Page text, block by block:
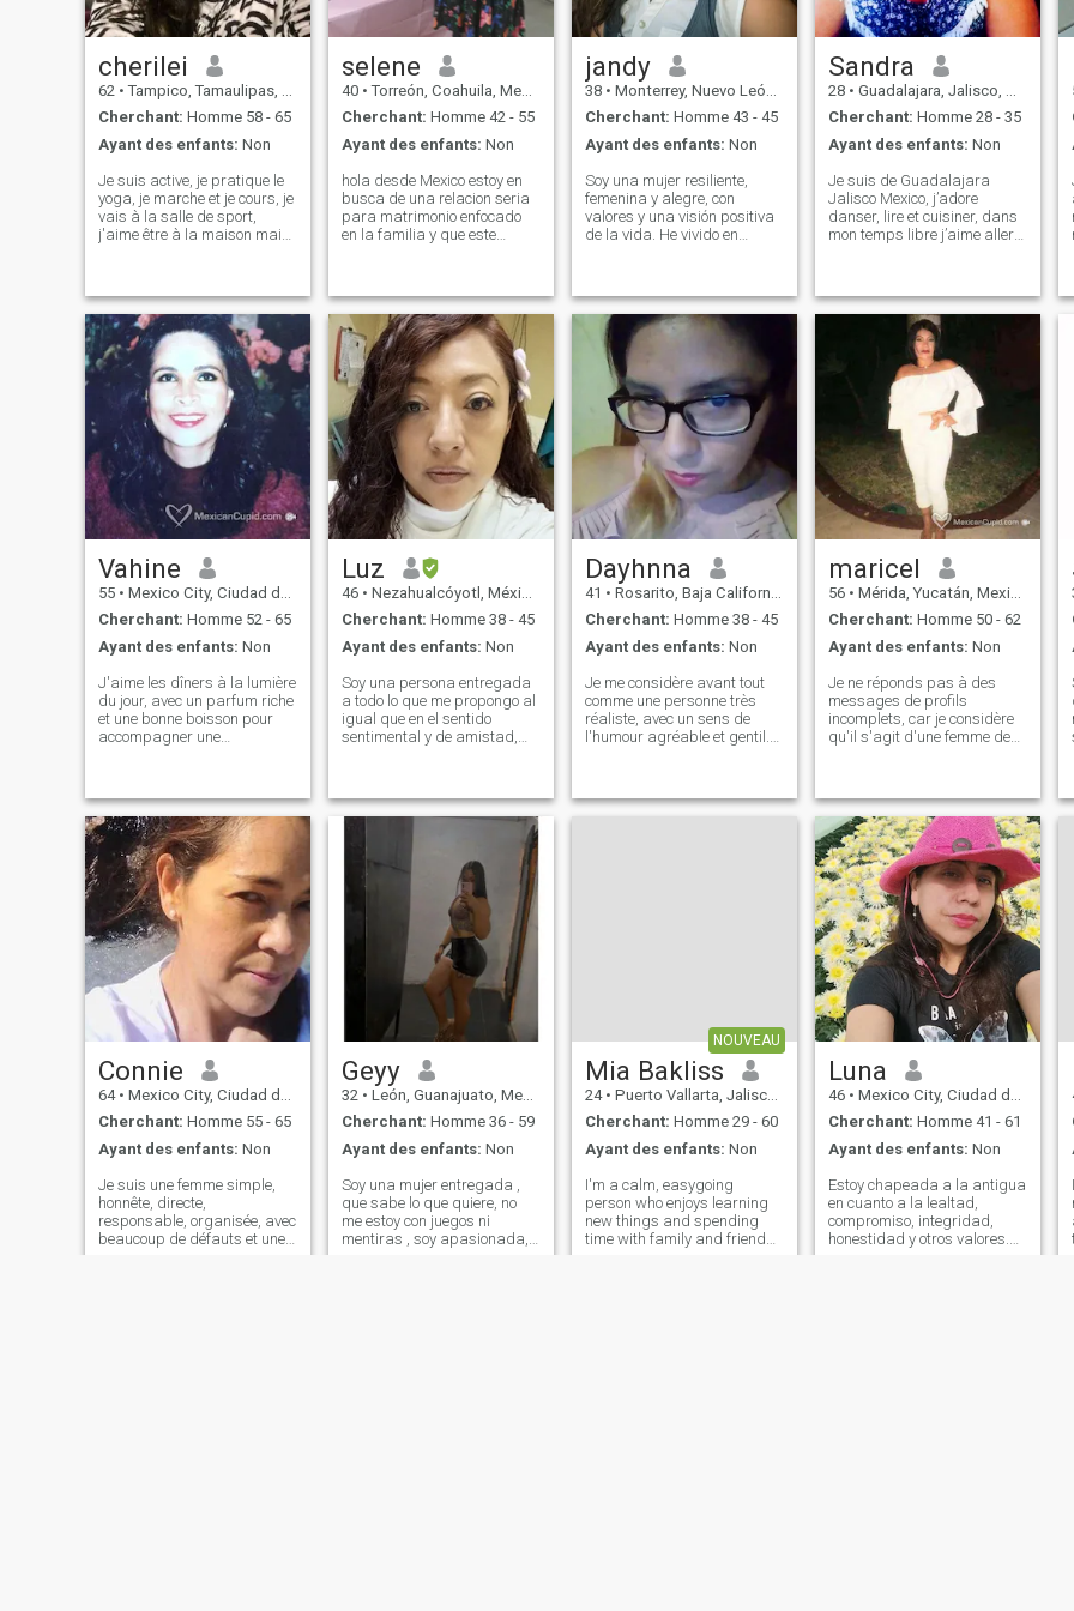
cherilei
62 • Tampico, Tamaulipas, Mexique
Cherchant: Homme 58 - 65
Ayant des enfants: Non
Je suis active, je pratique le
yoga, je marche et je cours, je
vais à la salle de sport,
j'aime être à la maison mais
J'apprécie les activités de
plein air. Je n'aime pas les
loisirs comme la chasse, la
pêche, le respect des
animaux, le soin de
l'environnement, le recyclage.
Je suis à la recherche d'un
partenaire de mon âge. Un
partenaire qui aime voyager.
C'est vrai. J'aime la
campagne le plus, et n'aime
pas les grandes villes. Je ne
m'intéresse pas aux choses
matérielles, seulement ce qui
est nécessaire pour vivre,
mais suffisant pour moi pour
la vie, mais peut-être avec le
bon partenaire, nous
pouvons profiter de faire des
activités de
selene
40 • Torreón, Coahuila, Mexique
Cherchant: Homme 42 - 55
Ayant des enfants: Non
hola desde Mexico estoy en
busca de una relacion seria
para matrimonio enfocado
en la familia y que este
dispuesto a mudarse a mi
pais. si usted no paga
membresia y no cumple k
jandy
38 • Monterrey, Nuevo León, Mexique
Cherchant: Homme 43 - 45
Ayant des enfants: Non
Soy una mujer resiliente,
femenina y alegre, con
valores y una visión positiva
de la vida. He vivido en
diversidad cultural. Me
gusta cuidarme, aprender,
viajar y compartir
Sandra
28 • Guadalajara, Jalisco, Mexique
Cherchant: Homme 28 - 35
Ayant des enfants: Non
Je suis de Guadalajara
Jalisco Mexico, j’adore
danser, lire et cuisiner, dans
mon temps libre j’aime aller
les animaux, j'ai deux chiens
et finalement j'ai 26 ans
Vahine
55 • Mexico City, Ciudad de México, Mexique
Cherchant: Homme 52 - 65
Ayant des enfants: Non
J'aime les dîners à la lumière
du jour, avec un parfum riche
et une bonne boisson pour
accompagner une
endroits; j'aime faire de
l'exercice, je suis professeur
de danse polynésienne; je les
aime et je fais des travaux
manuels. J'aime qu'ils me
consentent et me cherchent,
sans arriver à la jalousie.
C'est ce que j'aime.
Luz
46 • Nezahualcóyotl, México, Mexique
Cherchant: Homme 38 - 45
Ayant des enfants: Non
Soy una persona entregada
a todo lo que me propongo al
igual que en el sentido
sentimental y de amistad,
persona pero tratando de
ser la mejor versión de mi
Dayhnna
41 • Rosarito, Baja California, Mexique
Cherchant: Homme 38 - 45
Ayant des enfants: Non
Je me considère avant tout
comme une personne très
réaliste, avec un sens de
l'humour agréable et gentil.
du sport, cuisiner et je
maricel
56 • Mérida, Yucatán, Mexique
Cherchant: Homme 50 - 62
Ayant des enfants: Non
Je ne réponds pas à des
messages de profils
incomplets, car je considère
qu'il s'agit d'une femme de
d'obtenir mes réalisations,
c'est pourquoi j'admire les
hommes qui font de même et
qui pensent comme moi. . -
j'aime que je me dise les
choses directement, aussi
difficiles que puissent être
les choses... je n'aime pas le
mensonge, . Je n'aime pas
les gens qui jouent avec les
sentiments des autres.
Connie
64 • Mexico City, Ciudad de México, Mexique
Cherchant: Homme 55 - 65
Ayant des enfants: Non
Je suis une femme simple,
honnête, directe,
responsable, organisée, avec
beaucoup de défauts et une
Geyy
32 • León, Guanajuato, Mexique
Cherchant: Homme 36 - 59
Ayant des enfants: Non
Soy una mujer entregada ,
que sabe lo que quiere, no
me estoy con juegos ni
mentiras , soy apasionada,
NOUVEAU
Mia Bakliss
24 • Puerto Vallarta, Jalisco, Mexique
Cherchant: Homme 29 - 60
Ayant des enfants: Non
I'm a calm, easygoing
person who enjoys learning
new things and spending
time with family and friends.
Luna
46 • Mexico City, Ciudad de México, Mexique
Cherchant: Homme 41 - 61
Ayant des enfants: Non
Estoy chapeada a la antigua
en cuanto a la lealtad,
compromiso, integridad,
honestidad y otros valores.